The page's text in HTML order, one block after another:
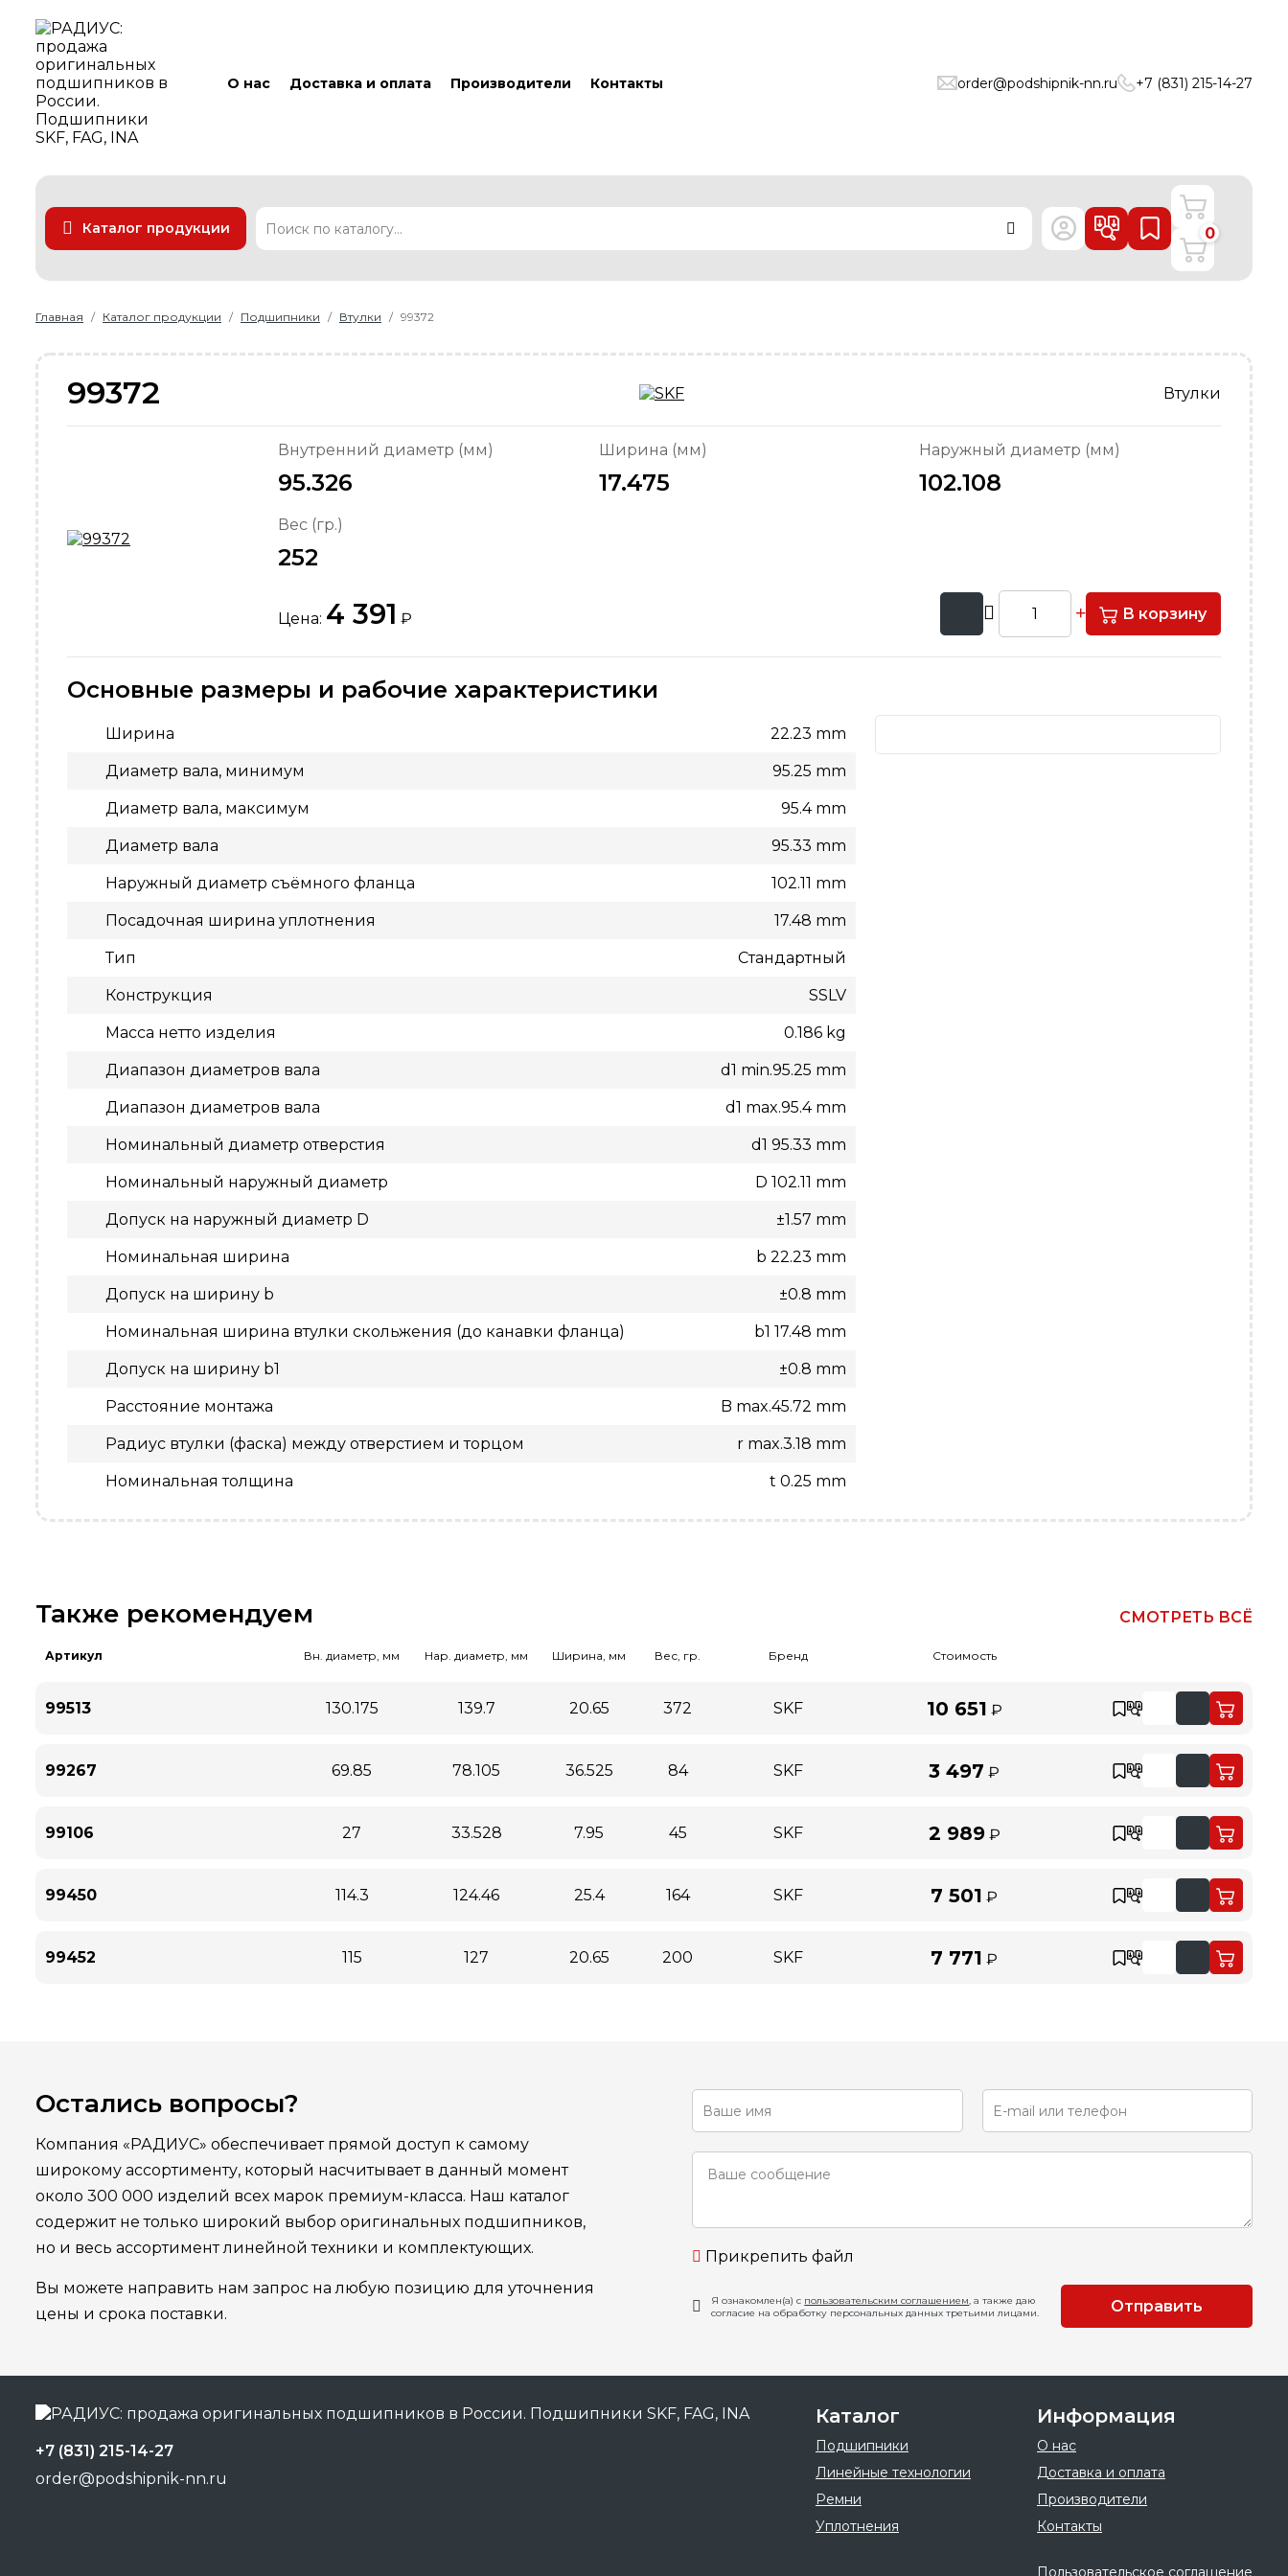
О нас Доставка и оплата Производители Контакты order@podshipnik-nn.ru +7 (831) 215-14-27
Каталог продукции
Уплотнения
0
Главная Каталог продукции Подшипники Втулки 99372
99372 Втулки
Внутренний диаметр (мм)
95.326
Ширина (мм)
17.475
Наружный диаметр (мм)
102.108
Вес (гр.)
252
Цена: 4 391 ₽ В корзину
Основные размеры и рабочие характеристики
Ширина 22.23 mm
Диаметр вала, минимум 95.25 mm
Диаметр вала, максимум 95.4 mm
Диаметр вала 95.33 mm
Наружный диаметр съёмного фланца 102.11 mm
Посадочная ширина уплотнения 17.48 mm
Тип Стандартный
Конструкция SSLV
Масса нетто изделия 0.186 kg
Диапазон диаметров вала d1 min.95.25 mm
Диапазон диаметров вала d1 max.95.4 mm
Номинальный диаметр отверстия d1 95.33 mm
Номинальный наружный диаметр D 102.11 mm
Допуск на наружный диаметр D ±1.57 mm
Номинальная ширина b 22.23 mm
Допуск на ширину b ±0.8 mm
Номинальная ширина втулки скольжения (до канавки фланца) b1 17.48 mm
Допуск на ширину b1 ±0.8 mm
Расстояние монтажа B max.45.72 mm
Радиус втулки (фаска) между отверстием и торцом r max.3.18 mm
Номинальная толщина t 0.25 mm
Также рекомендуем СМОТРЕТЬ ВСЁ
Артикул Вн. диаметр, мм Нар. диаметр, мм Ширина, мм Вес, гр. Бренд Стоимость
99513 130.175 139.7 20.65 372 SKF 10 651 ₽
99267 69.85 78.105 36.525 84 SKF 3 497 ₽
99106 27 33.528 7.95 45 SKF 2 989₽
99450 114.3 124.46 25.4 164 SKF 7 501 ₽
99452 115 127 20.65 200 SKF 7 771 ₽
Остались вопросы?
Компания «РАДИУС» обеспечивает прямой доступ к самому
широкому ассортименту, который насчитывает в данный момент
около 300 000 изделий всех марок премиум-класса. Наш каталог
содержит не только широкий выбор оригинальных подшипников,
но и весь ассортимент линейной техники и комплектующих.
Вы можете направить нам запрос на любую позицию для уточнения
цены и срока поставки.
Прикрепить файл
Я ознакомлен(а) с пользовательским соглашением , а также даю
согласие на обработку персональных данных третьими лицами.
Отправить
+7 (831) 215-14-27
order@podshipnik-nn.ru
Каталог
Подшипники
Линейные технологии
Ремни
Уплотнения
Информация
О нас
Доставка и оплата
Производители
Контакты
Пользовательское соглашение